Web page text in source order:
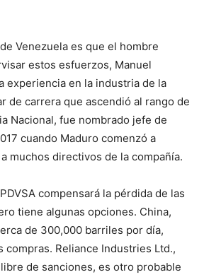
Venezuela es que el hombre
estos esfuerzos, Manuel
experiencia en la industria de la
de carrera que ascendió al rango de
Nacional, fue nombrado jefe de
cuando Maduro comenzó a
muchos directivos de la compañía.
compensará la pérdida de las
tiene algunas opciones. China,
de 300,000 barriles por día,
compras. Reliance Industries Ltd.,
de sanciones, es otro probable